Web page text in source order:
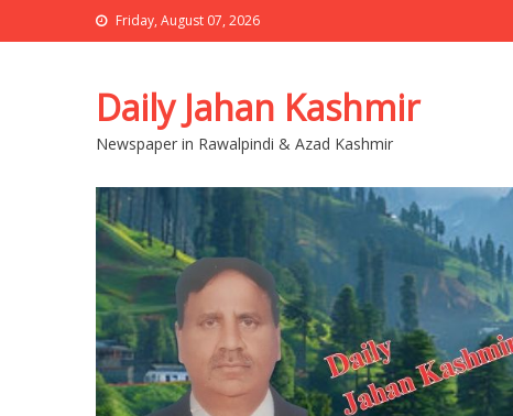
Friday, August 07, 2026
Daily Jahan Kashmir
Newspaper in Rawalpindi & Azad Kashmir